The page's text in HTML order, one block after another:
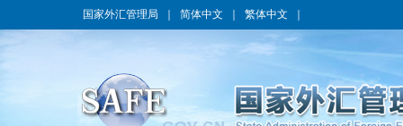
国家外汇管理局 简体中文 繁体中文